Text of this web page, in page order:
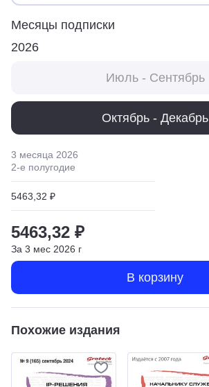
Месяцы подписки
2026
Июль - Сентябрь
Октябрь - Декабрь
3 месяца 2026
2-е полугодие
5463,32 ₽
5463,32 ₽
За 3 мес 2026 г
В корзину
Похожие издания